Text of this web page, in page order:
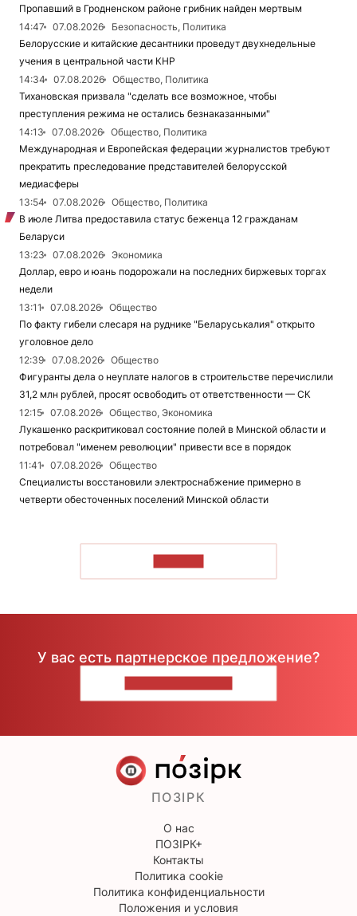
Пропавший в Гродненском районе грибник найден мертвым
14:47
07.08.2026
Безопасность, Политика
Белорусские и китайские десантники проведут двухнедельные
учения в центральной части КНР
14:34
07.08.2026
Общество, Политика
Тихановская призвала "сделать все возможное, чтобы
преступления режима не остались безнаказанными"
14:13
07.08.2026
Общество, Политика
Международная и Европейская федерации журналистов требуют
прекратить преследование представителей белорусской
медиасферы
13:54
07.08.2026
Общество, Политика
В июле Литва предоставила статус беженца 12 гражданам
Беларуси
13:23
07.08.2026
Экономика
Доллар, евро и юань подорожали на последних биржевых торгах
недели
13:11
07.08.2026
Общество
По факту гибели слесаря на руднике "Беларуськалия" открыто
уголовное дело
12:39
07.08.2026
Общество
Фигуранты дела о неуплате налогов в строительстве перечислили
31,2 млн рублей, просят освободить от ответственности — СК
12:15
07.08.2026
Общество, Экономика
Лукашенко раскритиковал состояние полей в Минской области и
потребовал "именем революции" привести все в порядок
11:41
07.08.2026
Общество
Специалисты восстановили электроснабжение примерно в
четверти обесточенных поселений Минской области
У вас есть партнерское предложение?
ПОЗІРК
О нас
ПОЗІРК+
Контакты
Политика cookie
Политика конфиденциальности
Положения и условия